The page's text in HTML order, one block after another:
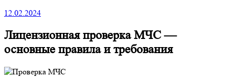
12.02.2024
Лицензионная проверка МЧС —
основные правила и требования